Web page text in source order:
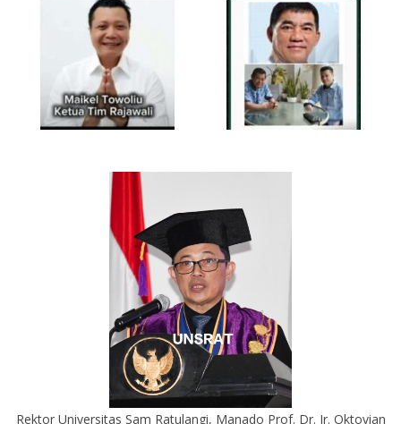
Rektor Universitas Sam Ratulangi, Manado Prof. Dr. Ir. Oktovian